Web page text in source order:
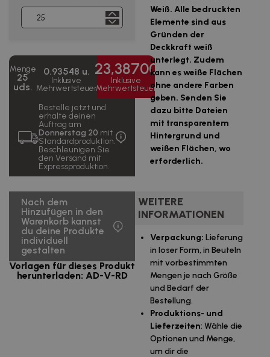
Mehrwertsteuer
500
0,13 65,88 €
1000
uds.
0,10
€/u.
103,45 €
Inklusive
Mehrwertsteuer
2500
uds.
0,09
€/u.
212,87 €
Inklusive
Mehrwertsteuer
5000
uds.
0,06
€/u.
321,71 €
Inklusive
Mehrwertsteuer
uds.
€/u.
481,60 €
25000
uds.
0,04
€/u.
1.054,73 €
Inklusive
Mehrwertsteuer
Menge
25
uds.
0.93548 u.
Inklusive
Mehrwertsteuer
23,38700
Inklusive
Mehrwertsteuer
Bestelle jetzt und
erhalte deinen
Auftrag am
Donnerstag 20 mit
Standardproduktion.
Beschleunigen Sie
den Versand mit
Expressproduktion.
Nach dem
Hinzufügen in den
Warenkorb kannst
du deine Produkte
individuell
gestalten
Vorlagen für dieses Produkt
herunterladen: AD-V-RD
Weiß. Alle bedruckten
Elemente sind aus
Gründen der
Deckkraft weiß
unterlegt. Zudem
kann es weiße Flächen
ohne andere Farben
geben. Senden Sie
dazu bitte Dateien
mit transparentem
Hintergrund und
weißen Flächen, wo
erforderlich.
WEITERE
INFORMATIONEN
Verpackung: Lieferung
in loser Form, in Beuteln
mit vorbestimmten
Mengen je nach Größe
und Bedarf der
Bestellung.
Produktions- und
Lieferzeiten: Wähle die
Optionen und Menge,
um dir die